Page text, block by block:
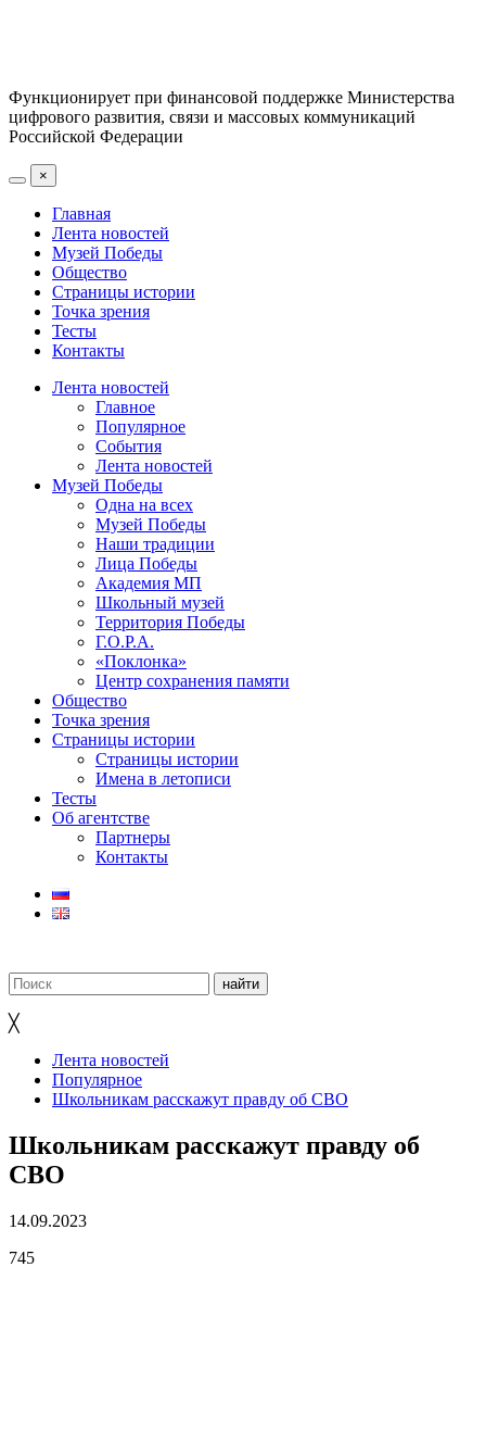
Функционирует при финансовой поддержке Министерства
цифрового развития, связи и массовых коммуникаций
Российской Федерации
×
Главная
Лента новостей
Музей Победы
Общество
Страницы истории
Точка зрения
Тесты
Контакты
Лента новостей
Главное
Популярное
События
Лента новостей
Музей Победы
Одна на всех
Музей Победы
Наши традиции
Лица Победы
Академия МП
Школьный музей
Территория Победы
Г.О.Р.А.
«Поклонка»
Центр сохранения памяти
Общество
Точка зрения
Страницы истории
Страницы истории
Имена в летописи
Тесты
Об агентстве
Партнеры
Контакты
╳
Лента новостей
Популярное
Школьникам расскажут правду об СВО
Школьникам расскажут правду об
СВО
14.09.2023
745